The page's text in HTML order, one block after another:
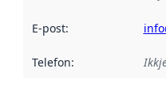
E-post:
Telefon: